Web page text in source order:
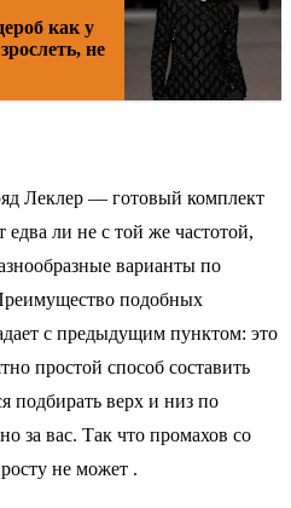
как у
не
Леклер — готовый комплект
ли не с той же частотой,
варианты по
подобных
с предыдущим пунктом: это
простой способ составить
подбирать верх и низ по
за вас. Так что промахов со
не может .